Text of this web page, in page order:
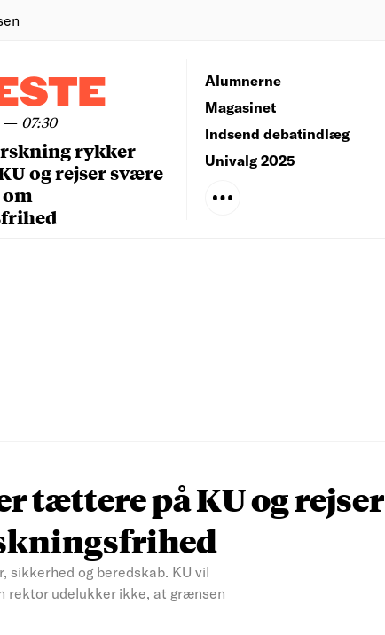
— 07:30
rykker
og rejser svære
Alumnerne
Magasinet
Indsend debatindlæg
Univalg 2025
tættere på KU og rejser
sikkerhed og beredskab. KU vil
rektor udelukker ikke, at grænsen